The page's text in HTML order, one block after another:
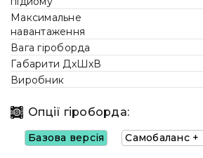
Максимальне
навантаження
Вага гіроборда
Габарити ДхШхВ
Виробник
Опції гіроборда:
Базова версія Самобаланс +